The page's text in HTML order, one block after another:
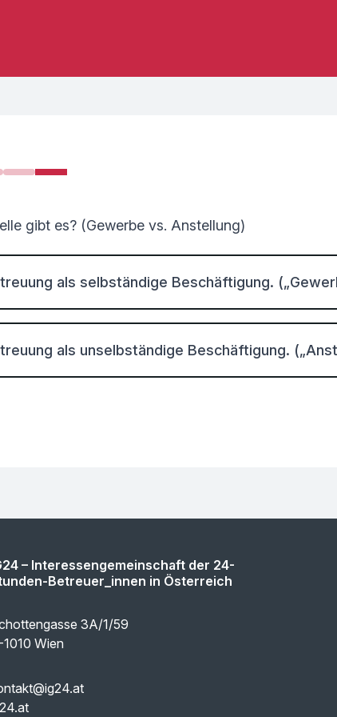
Anfänger:in. Was muss ich wissen?
Wie bereite ich mich auf einen Arbeitsplatz vor?
Welche Arbeitsmodelle gibt es? (Gewerbe vs.
gibt es? (Gewerbe vs. Anstellung)
als selbständige Beschäftigung.
als unselbständige Beschäftigung.
– Interessengemeinschaft der 24-
Betreuer_innen in Österreich
3A/1/59
1010 Wien